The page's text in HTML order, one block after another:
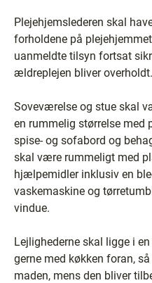
Plejehjemslederen skal
forholdene på
uanmeldte tilsyn fortsat
ældreplejen bliver overholdt.
Soveværelse og stue skal
en rummelig størrelse med
spise- og sofabord og
skal være rummeligt med
hjælpemidler inklusiv en
vaskemaskine og
vindue.
Lejlighederne skal ligge i
gerne med køkken foran,
maden, mens den bliver